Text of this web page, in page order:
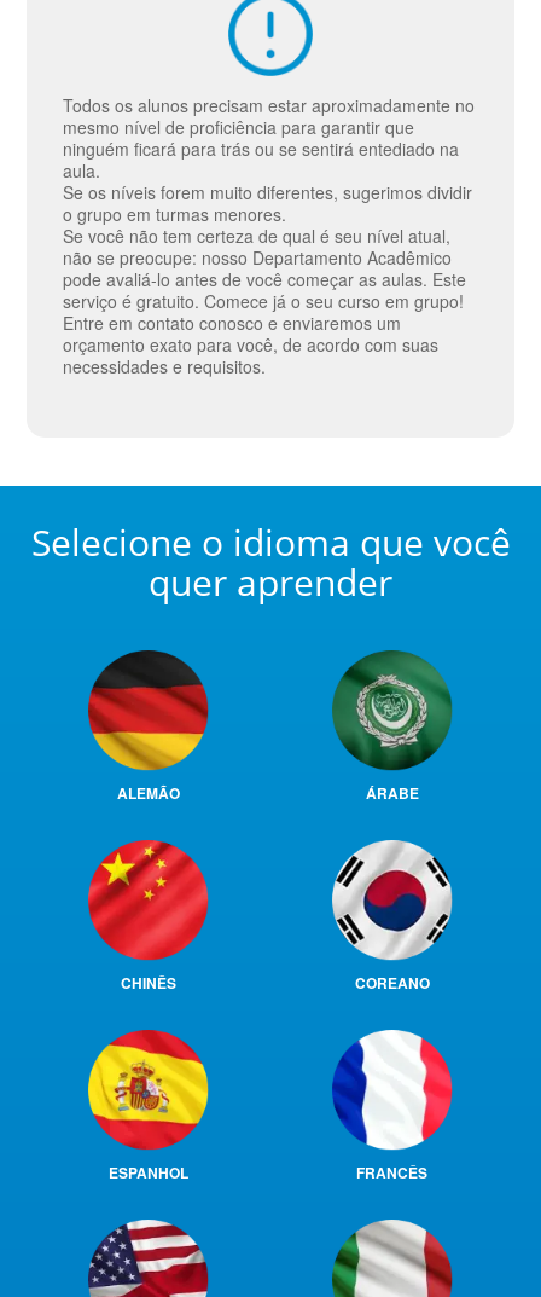
Todos os alunos precisam estar aproximadamente no
mesmo nível de proficiência para garantir que
ninguém ficará para trás ou se sentirá entediado na
aula.
Se os níveis forem muito diferentes, sugerimos dividir
o grupo em turmas menores.
Se você não tem certeza de qual é seu nível atual,
não se preocupe: nosso Departamento Acadêmico
pode avaliá-lo antes de você começar as aulas. Este
serviço é gratuito. Comece já o seu curso em grupo!
Entre em contato conosco e enviaremos um
orçamento exato para você, de acordo com suas
necessidades e requisitos.
Selecione o idioma que você
quer aprender
ALEMÃO ÁRABE
CHINÊS COREANO
ESPANHOL FRANCÊS